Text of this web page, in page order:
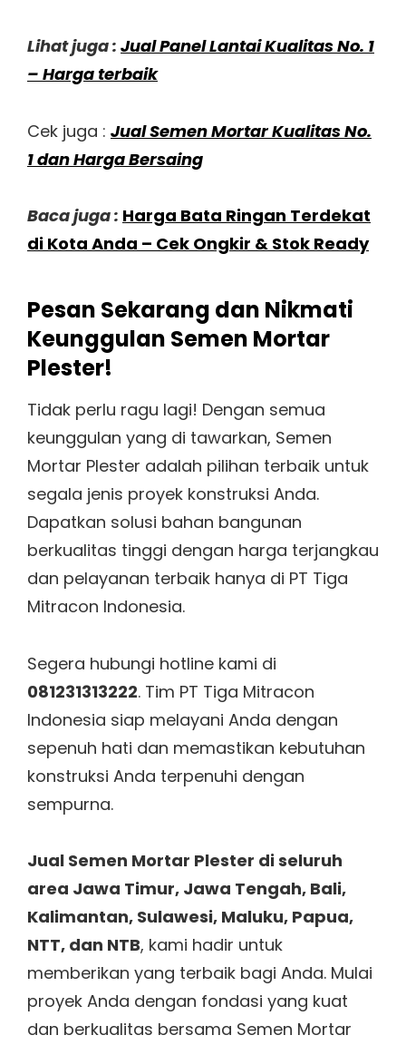
Lihat juga : Jual Panel Lantai Kualitas No. 1
– Harga terbaik
Cek juga : Jual Semen Mortar Kualitas No.
1 dan Harga Bersaing
Baca juga : Harga Bata Ringan Terdekat
di Kota Anda – Cek Ongkir & Stok Ready
Pesan Sekarang dan Nikmati
Keunggulan Semen Mortar
Plester!
Tidak perlu ragu lagi! Dengan semua
keunggulan yang di tawarkan, Semen
Mortar Plester adalah pilihan terbaik untuk
segala jenis proyek konstruksi Anda.
Dapatkan solusi bahan bangunan
berkualitas tinggi dengan harga terjangkau
dan pelayanan terbaik hanya di PT Tiga
Mitracon Indonesia.
Segera hubungi hotline kami di
081231313222. Tim PT Tiga Mitracon
Indonesia siap melayani Anda dengan
sepenuh hati dan memastikan kebutuhan
konstruksi Anda terpenuhi dengan
sempurna.
Jual Semen Mortar Plester di seluruh
area Jawa Timur, Jawa Tengah, Bali,
Kalimantan, Sulawesi, Maluku, Papua,
NTT, dan NTB, kami hadir untuk
memberikan yang terbaik bagi Anda. Mulai
proyek Anda dengan fondasi yang kuat
dan berkualitas bersama Semen Mortar